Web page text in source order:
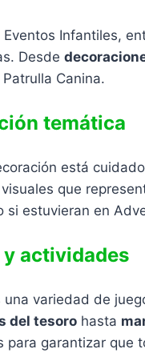
Eventos Infantiles,
Desde
Canina.
temática
está
que
si estuvieran en
actividades
una variedad de
del tesoro hasta
para garantizar que